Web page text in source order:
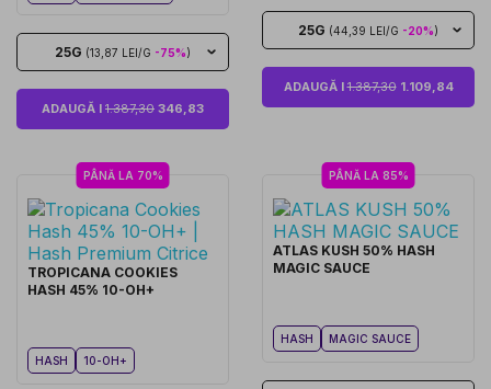
25G (13,87 LEI/G -75%)
ADAUGĂ I 1.387,30 346,83
25G (44,39 LEI/G -20%)
ADAUGĂ I1.387,301.109,84
PÂNĂ LA 70%
TROPICANA COOKIES
HASH 45% 10-OH+
HASH 10-OH+
PÂNĂ LA 85%
ATLAS KUSH 50% HASH
MAGIC SAUCE
HASH MAGIC SAUCE